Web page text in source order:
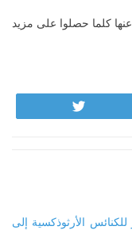
كلما حصلوا على مزيد
للكنائس الأرثوذكسية إلى